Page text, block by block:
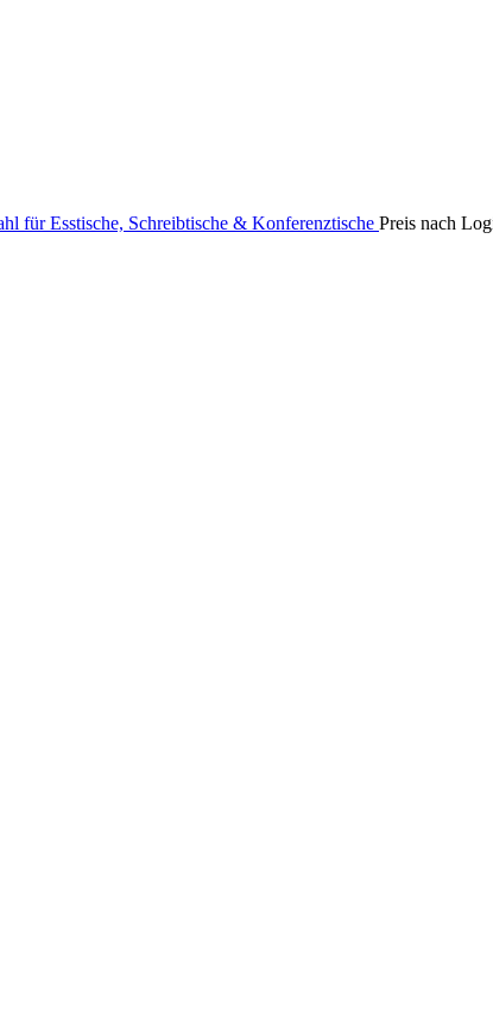
für Esstische, Schreibtische & Konferenztische Preis nach